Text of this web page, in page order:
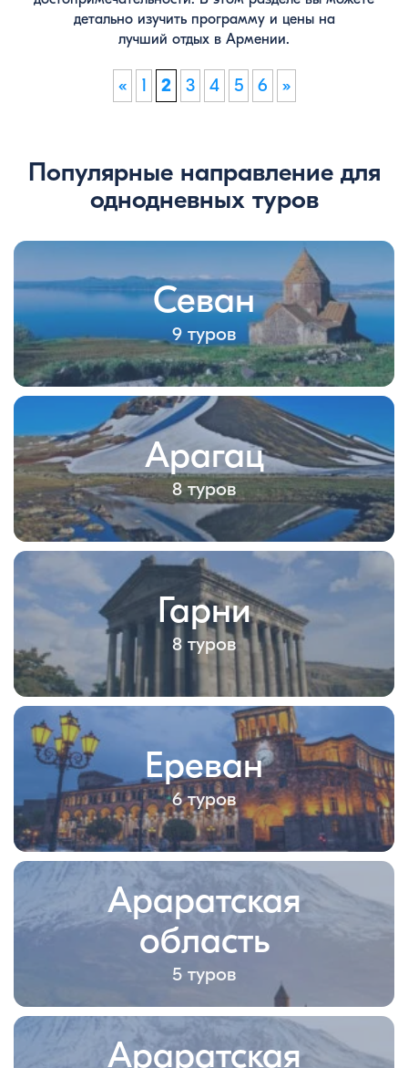
детально изучить программу и цены на
лучший отдых в Армении.
« 1 2 3 4 5 6 »
Популярные направление для
однодневных туров
Севан
9 туров
Арагац
8 туров
Гарни
8 туров
Ереван
6 туров
Араратская
область
5 туров
Араратская